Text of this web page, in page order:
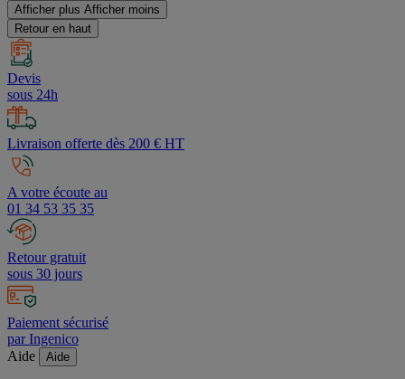
Afficher plus Afficher moins
Retour en haut
Devis
sous 24h
Livraison offerte dès 200 € HT
A votre écoute au
01 34 53 35 35
Retour gratuit
sous 30 jours
Paiement sécurisé
par Ingenico
Aide
Aide